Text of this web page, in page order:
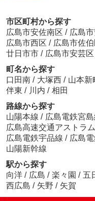
市区町村から探す
広島市安佐南区 / 広島
広島市西区 / 広島市佐
廿日市市 / 広島市安芸区
町名から探す
口田南 / 大塚西 / 山本新
伴東 / 川内 / 相田
路線から探す
山陽本線 / 広島電鉄宮
広島高速交通アストラ
広島電鉄宇品線 / 広島
山陽新幹線
駅から探す
向洋 / 広島 / 楽々園 / 五
西広島 / 矢野 / 矢賀